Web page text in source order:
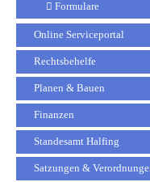
Formulare
Online Serviceportal
Rechtsbehelfe
Planen & Bauen
Finanzen
Standesamt Halfing
Satzungen &